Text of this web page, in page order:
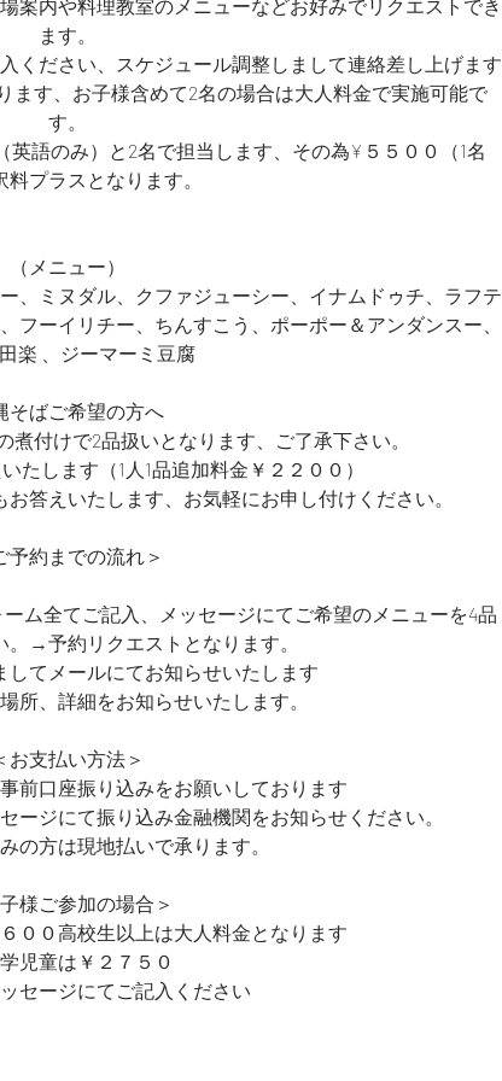
案内や料理教室のメニューなどお好みでリクエストでき
ます。
ください、スケジュール調整しまして連絡差し上げます
ます、お子様含めて2名の場合は大人料金で実施可能で
す。
英語のみ）と2名で担当します、その為¥５５００（1名
料プラスとなります。
（メニュー）
、ミヌダル、クファジューシー、イナムドゥチ、ラフテ
フーイリチー、ちんすこう、ポーポー＆アンダンスー、
楽 、ジーマーミ豆腐
そばご希望の方へ
付けで2品扱いとなります、ご了承下さい。
たします（1人1品追加料金￥２２００）
答えいたします、お気軽にお申し付けください。
予約までの流れ＞
全てご記入、メッセージにてご希望のメニューを4品
。→予約リクエストとなります。
してメールにてお知らせいたします
所、詳細をお知らせいたします。
お支払い方法＞
前口座振り込みをお願いしております
ージにて振り込み金融機関をお知らせください。
の方は現地払いで承ります。
様ご参加の場合＞
００高校生以上は大人料金となります
児童は￥２７５０
セージにてご記入ください